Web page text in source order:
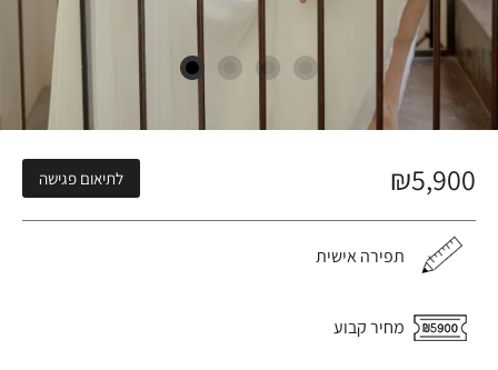
₪5,900 לתיאום פגישה
תפירה אישית
מחיר קבוע